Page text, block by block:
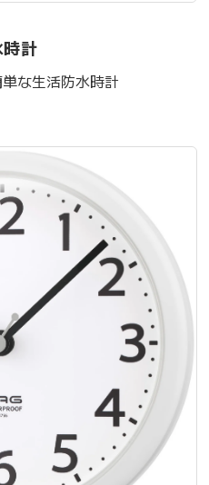
計
な生活防水時計